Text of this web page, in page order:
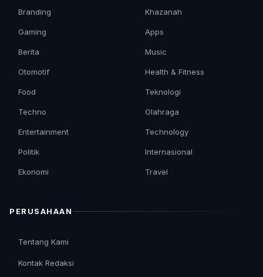
Branding
Gaming
Berita
Otomotif
Khazanah
Apps
Music
Health & Fitness
Food
Techno
Entertainment
Politik
Ekonomi
Teknologi
Olahraga
Technology
Internasional
Travel
PERUSAHAAN
Tentang Kami
Kontak Redaksi